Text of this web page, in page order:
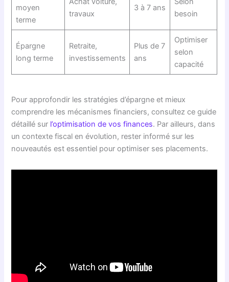
moyen
terme
travaux
3 à 7 ans
besoin
Épargne
long terme
Retraite,
investissements
Plus de 7
ans
Optimiser
selon
capacité
Pour approfondir les stratégies d’épargne et mieux
comprendre les mécanismes financiers, consultez ce guide
détaillé sur l’optimisation de vos finances. Par ailleurs, dans
un contexte fiscal en évolution, rester informé sur les
nouveautés est essentiel pour optimiser ses placements.